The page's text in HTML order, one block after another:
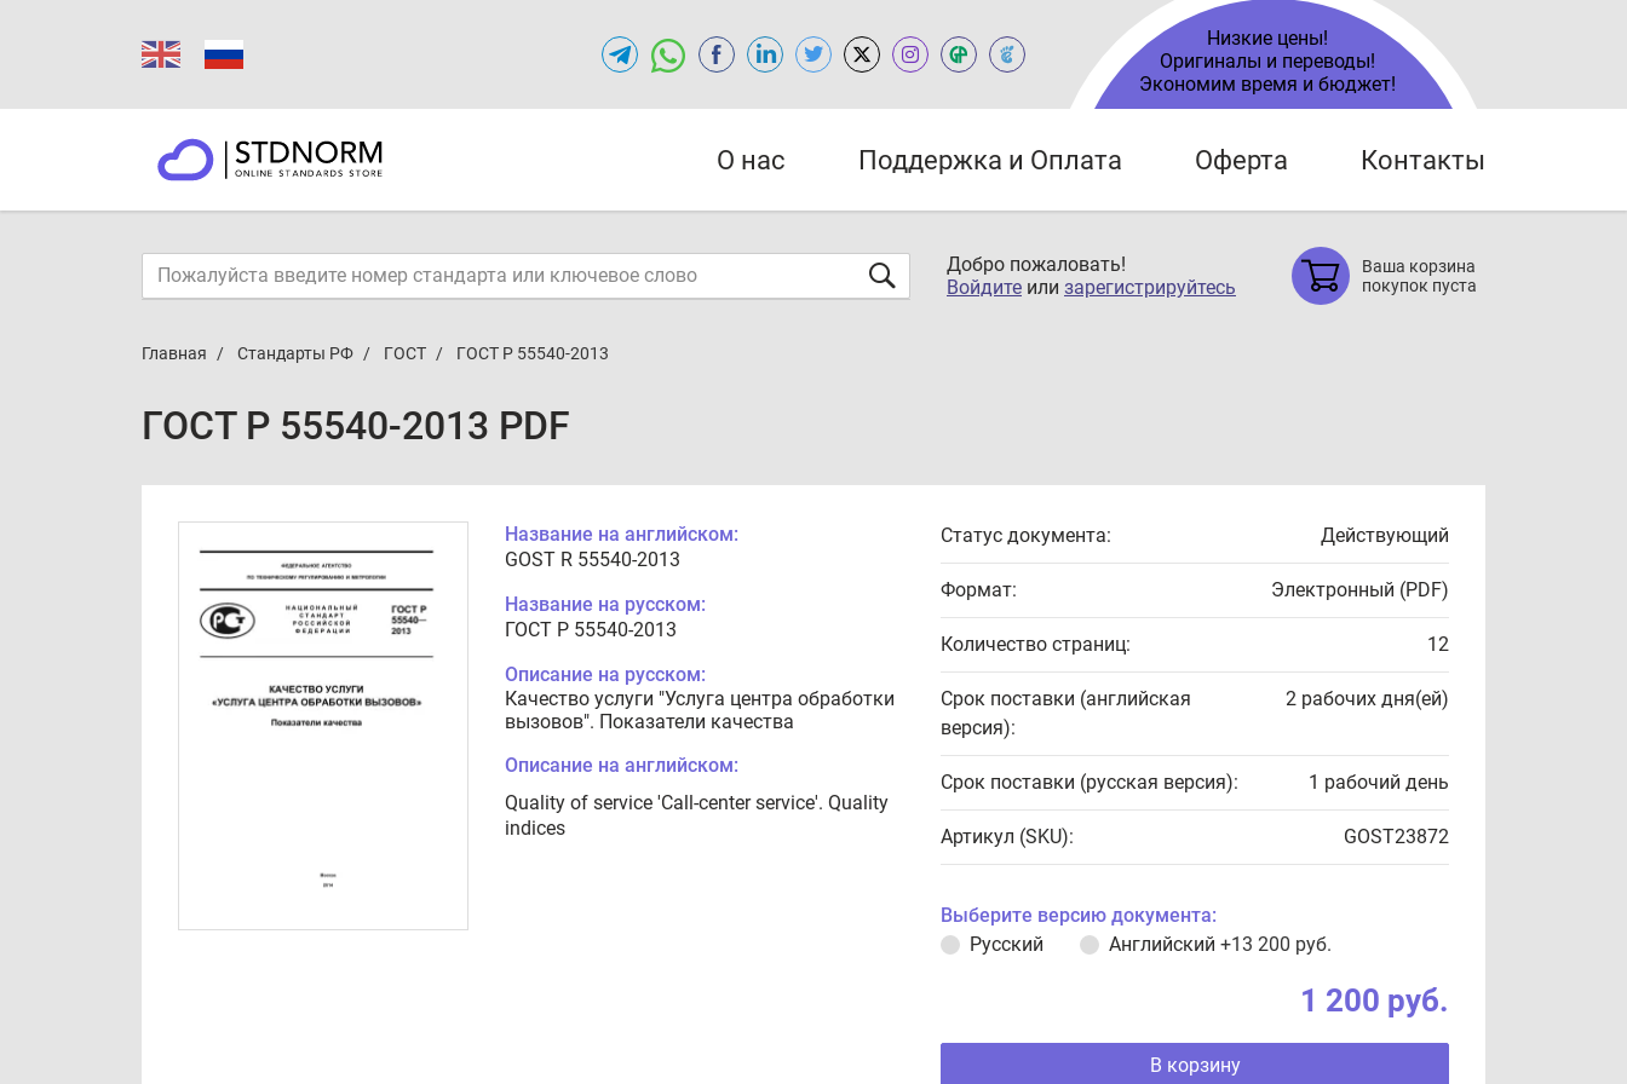
Низкие цены!
Оригиналы и переводы!
Экономим время и бюджет!
О нас Поддержка и Оплата Оферта Контакты
Добро пожаловать!
Войдите или зарегистрируйтесь
Ваша корзина
покупок пуста
Главная Стандарты РФ ГОСТ ГОСТ Р 55540-2013
ГОСТ Р 55540-2013 PDF
Название на английском:
GOST R 55540-2013
Название на русском:
ГОСТ Р 55540-2013
Описание на русском:
Качество услуги "Услуга центра обработки
вызовов". Показатели качества
Описание на английском:
Quality of service 'Call-center service'. Quality
indices
Статус документа: Действующий
Формат: Электронный (PDF)
Количество страниц: 12
Срок поставки (английская
версия):
2 рабочих дня(ей)
Срок поставки (русская версия): 1 рабочий день
Артикул (SKU): GOST23872
Выберите версию документа:
Русский
Английский +13 200 руб.
1 200 руб.
В корзину